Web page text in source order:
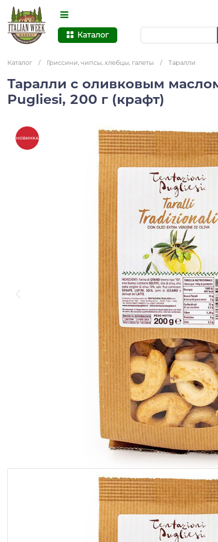
Каталог
Каталог / Гриссини, чипсы, хлебцы, галеты / Таралли
Таралли с оливковым
Pugliesi, 200 г (крафт)
НОВИНКА